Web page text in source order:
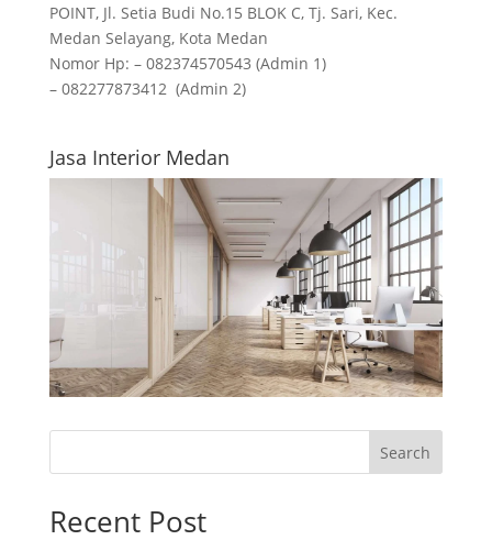
POINT, Jl. Setia Budi No.15 BLOK C, Tj. Sari, Kec.
Medan Selayang, Kota Medan
Nomor Hp: – 082374570543 (Admin 1)
– 082277873412 (Admin 2)
Jasa Interior Medan
Search
Recent Post